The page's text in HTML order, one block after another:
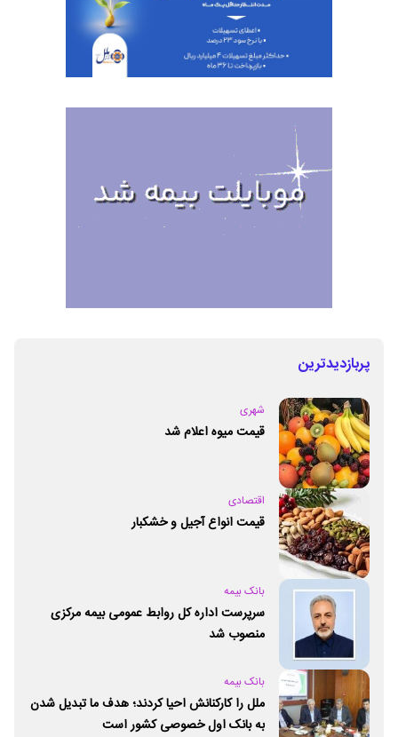
پربازدیدترین
شهری
قیمت میوه اعلام شد
اقتصادی
قیمت انواع آجیل و خشکبار
بانک بیمه
سرپرست اداره کل روابط عمومی بیمه مرکزی
منصوب شد
بانک بیمه
ملل را کارکنانش احیا کردند؛ هدف ما تبدیل شدن
به بانک اول خصوصی کشور است